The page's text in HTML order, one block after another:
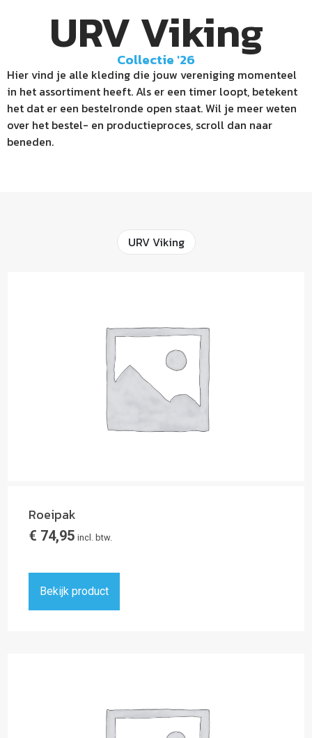
URV Viking
Collectie '26
Hier vind je alle kleding die jouw vereniging momenteel
in het assortiment heeft. Als er een timer loopt, betekent
het dat er een bestelronde open staat. Wil je meer weten
over het bestel- en productieproces, scroll dan naar
beneden.
URV Viking
Roeipak
€ 74,95 incl. btw.
Bekijk product